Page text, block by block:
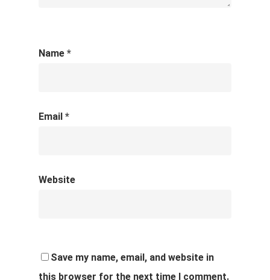
Name *
Email *
Website
Save my name, email, and website in
this browser for the next time I comment.